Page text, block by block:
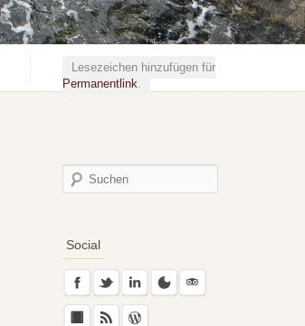
Lesezeichen hinzufügen für
Permanentlink.
Social